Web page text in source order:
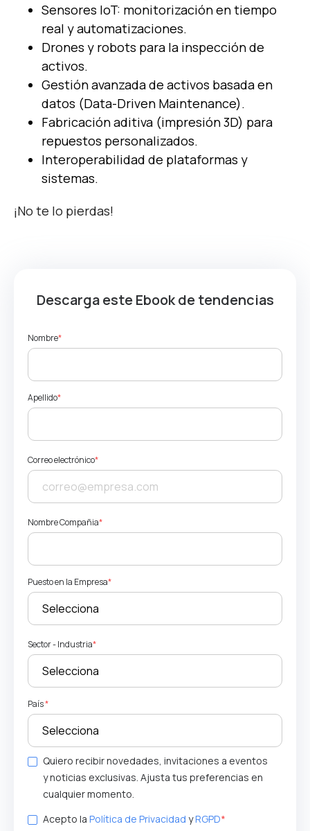
Sensores IoT: monitorización en tiempo
real y automatizaciones.
Drones y robots para la inspección de
activos.
Gestión avanzada de activos basada en
datos (Data-Driven Maintenance).
Fabricación aditiva (impresión 3D) para
repuestos personalizados.
Interoperabilidad de plataformas y
sistemas.
¡No te lo pierdas!
Descarga este Ebook de tendencias
Nombre*
Apellido*
Correo electrónico*
Nombre Compañia*
Puesto en la Empresa*
Sector - Industria*
País*
Quiero recibir novedades, invitaciones a eventos
y noticias exclusivas. Ajusta tus preferencias en
cualquier momento.
Acepto la Política de Privacidad yRGPD*